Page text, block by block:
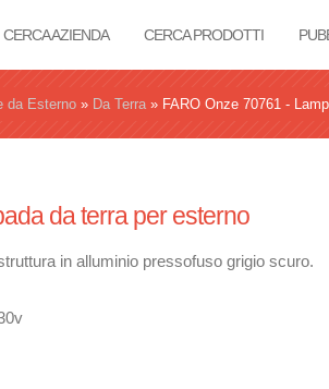
CERCA AZIENDA CERCA PRODOTTI
da Esterno » Da Terra » FARO Onze 70761 -
da terra per esterno
in alluminio pressofuso grigio scuro.